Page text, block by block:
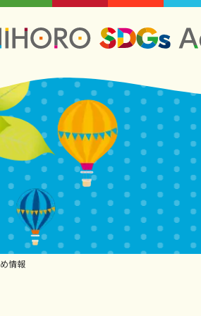
情報